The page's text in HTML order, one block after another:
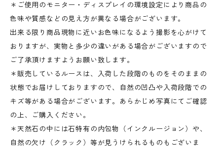
＊ご使用のモニター・ディスプレイの環境設定により商品の
色味や質感などの見え方が異なる場合がございます。
出来る限り商品現物に近いお色味になるよう撮影を心がけて
おりますが、実物と多少の違いがある場合がございますので
ご了承頂けますようお願い致します。
＊販売しているルースは、入荷した段階のものをそのままの
状態でお届けしておりますので、自然の凹凸や入荷段階での
キズ等がある場合がございます。あらかじめ写真にてご確認
の上、ご購入ください。
＊天然石の中には石特有の内包物（インクルージョン）や、
自然の欠け（クラック）等が見うけられるものもございま